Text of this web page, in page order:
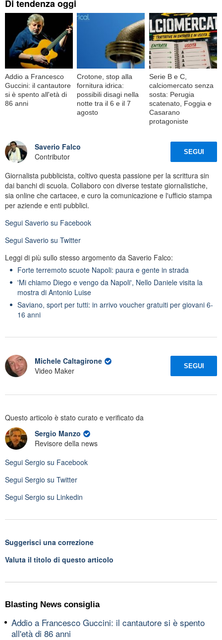
Di tendenza oggi
Addio a Francesco
Guccini: il cantautore
si è spento all'età di
86 anni
Crotone, stop alla
fornitura idrica:
possibili disagi nella
notte tra il 6 e il 7
agosto
Serie B e C,
calciomercato senza
sosta: Perugia
scatenato, Foggia e
Casarano
protagoniste
Saverio Falco
Contributor
SEGUI
Giornalista pubblicista, coltivo questa passione per la scrittura sin
dai banchi di scuola. Collaboro con diverse testate giornalistiche,
sia online che cartacee, e curo la comunicazione e l'ufficio stampa
per aziende e enti pubblici.
Segui Saverio su Facebook
Segui Saverio su Twitter
Leggi di più sullo stesso argomento da Saverio Falco:
Forte terremoto scuote Napoli: paura e gente in strada
'Mi chiamo Diego e vengo da Napoli', Nello Daniele visita la
mostra di Antonio Luise
Saviano, sport per tutti: in arrivo voucher gratuiti per giovani 6-
16 anni
Michele Caltagirone
Video Maker
SEGUI
Questo articolo è stato curato e verificato da
Sergio Manzo
Revisore della news
Segui Sergio su Facebook
Segui Sergio su Twitter
Segui Sergio su Linkedin
Suggerisci una correzione
Valuta il titolo di questo articolo
Blasting News consiglia
Addio a Francesco Guccini: il cantautore si è spento
all'età di 86 anni